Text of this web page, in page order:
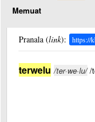
Memuat
Pranala (link): https://
terwelu /ter·we·lu//